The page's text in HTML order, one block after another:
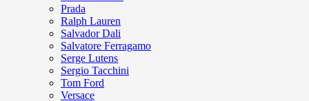
Prada
Ralph Lauren
Salvador Dali
Salvatore Ferragamo
Serge Lutens
Sergio Tacchini
Tom Ford
Versace